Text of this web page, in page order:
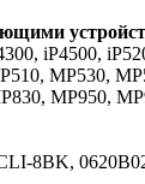
iP4500,
MP530,
MP950,
8BK,